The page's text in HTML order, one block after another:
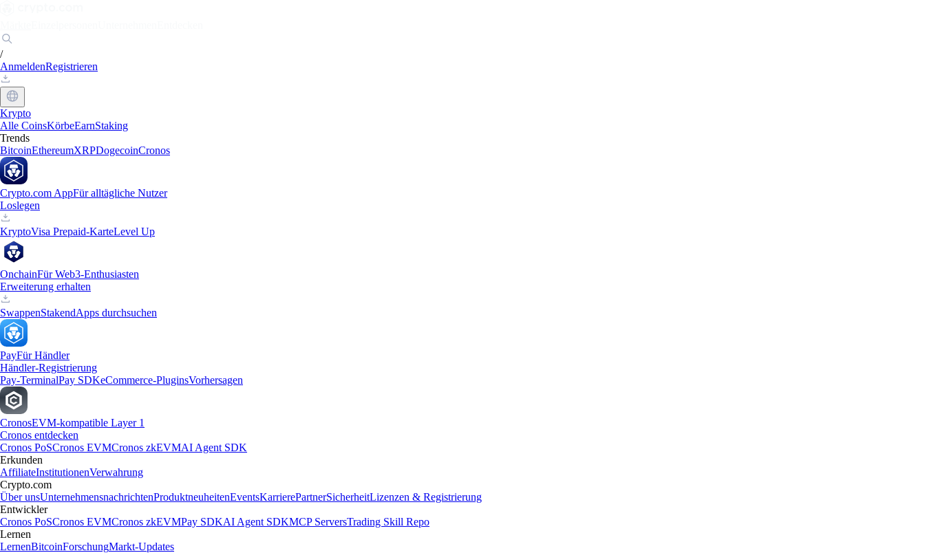
/
AnmeldenRegistrieren
Krypto
Alle CoinsKörbeEarnStaking
Trends
BitcoinEthereumXRPDogecoinCronos
Crypto.com AppFür alltägliche Nutzer
Loslegen
KryptoVisa Prepaid-KarteLevel Up
OnchainFür Web3-Enthusiasten
Erweiterung erhalten
SwappenStakendApps durchsuchen
PayFür Händler
Händler-Registrierung
Pay-TerminalPay SDKeCommerce-PluginsVorhersagen
CronosEVM-kompatible Layer 1
Cronos entdecken
Cronos PoSCronos EVMCronos zkEVMAI Agent SDK
Erkunden
AffiliateInstitutionenVerwahrung
Crypto.com
Über unsUnternehmensnachrichtenProduktneuheitenEventsKarrierePartnerSicherheitLizenzen & Registrierung
Entwickler
Cronos PoSCronos EVMCronos zkEVMPay SDKAI Agent SDKMCP ServersTrading Skill Repo
Lernen
LernenBitcoinForschungMarkt-Updates